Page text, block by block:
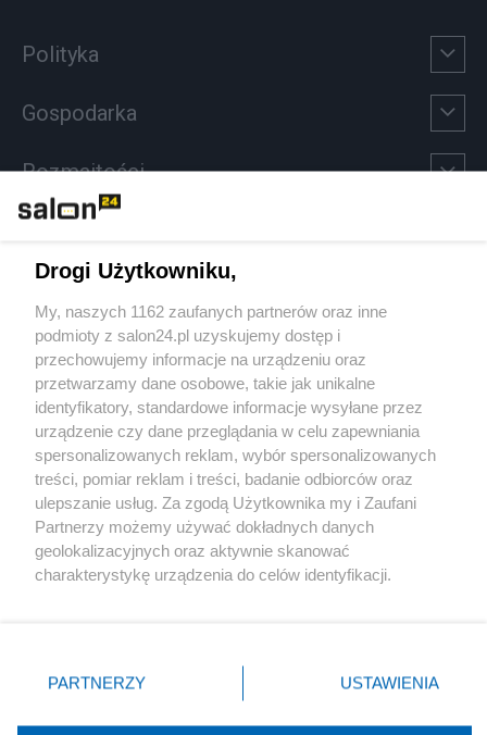
Polityka
Gospodarka
Rozmaitości
Sport
Społeczeństwo
Kultura
X Facebook Instagram Youtube
Drogi Użytkowniku,
My, naszych 1162 zaufanych partnerów oraz inne
podmioty z salon24.pl uzyskujemy dostęp i
przechowujemy informacje na urządzeniu oraz
przetwarzamy dane osobowe, takie jak unikalne
identyfikatory, standardowe informacje wysyłane przez
urządzenie czy dane przeglądania w celu zapewniania
spersonalizowanych reklam, wybór spersonalizowanych
treści, pomiar reklam i treści, badanie odbiorców oraz
ulepszanie usług. Za zgodą Użytkownika my i Zaufani
Partnerzy możemy używać dokładnych danych
geolokalizacyjnych oraz aktywnie skanować
charakterystykę urządzenia do celów identyfikacji.
zmienić/wycofać klikając przycisk ustawień prywatności
znajdujący się w lewym dolnym rogu strony
rodzaje przetwarzania danych nie wymagają zgody
PARTNERZY USTAWIENIA